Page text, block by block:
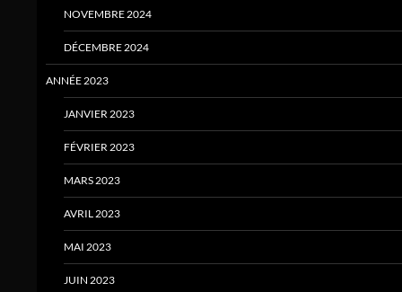
NOVEMBRE 2024
DÉCEMBRE 2024
ANNÉE 2023
JANVIER 2023
FÉVRIER 2023
MARS 2023
AVRIL 2023
MAI 2023
JUIN 2023